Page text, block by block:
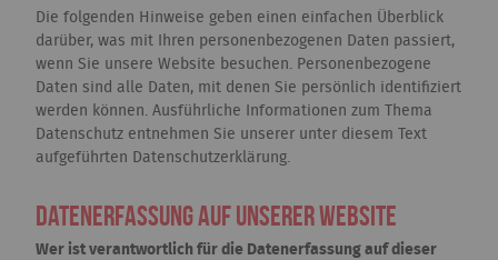
Die folgenden Hinweise geben einen einfachen Überblick
darüber, was mit Ihren personenbezogenen Daten passiert,
wenn Sie unsere Website besuchen. Personenbezogene
Daten sind alle Daten, mit denen Sie persönlich identifiziert
werden können. Ausführliche Informationen zum Thema
Datenschutz entnehmen Sie unserer unter diesem Text
aufgeführten Datenschutzerklärung.
Datenerfassung auf unserer Website
Wer ist verantwortlich für die Datenerfassung auf dieser